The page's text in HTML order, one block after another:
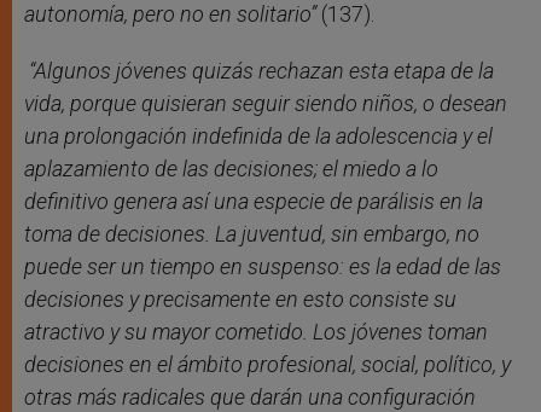
autonomía, pero no en solitario”(137).
“Algunos jóvenes quizás rechazan esta etapa de la
vida, porque quisieran seguir siendo niños, o desean
una prolongación indefinida de la adolescencia y el
aplazamiento de las decisiones; el miedo a lo
definitivo genera así una especie de parálisis en la
toma de decisiones. La juventud, sin embargo, no
puede ser un tiempo en suspenso: es la edad de las
decisiones y precisamente en esto consiste su
atractivo y su mayor cometido. Los jóvenes toman
decisiones en el ámbito profesional, social, político, y
otras más radicales que darán una configuración